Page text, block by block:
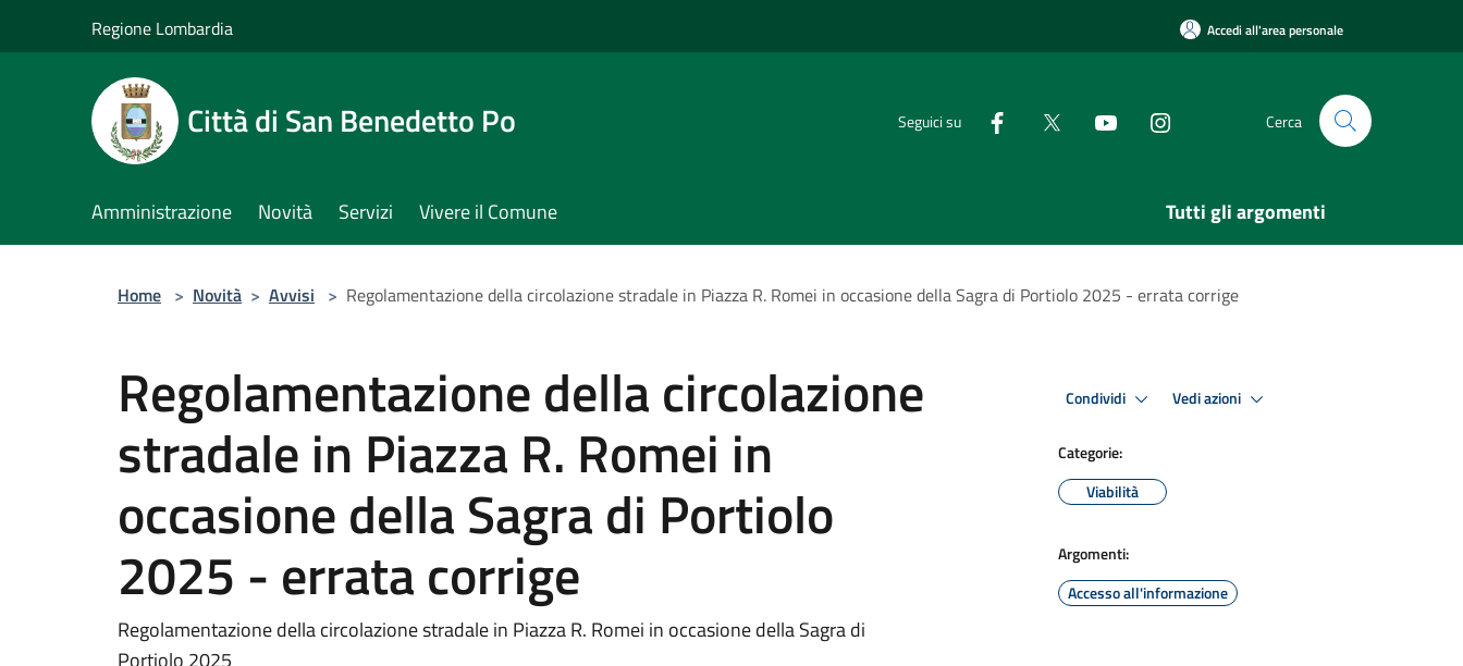
Regione Lombardia Accedi all'area personale
Città di San Benedetto Po Seguici su Cerca
Amministrazione Novità Servizi Vivere il Comune Tutti gli argomenti
Home > Novità > Avvisi > Regolamentazione della circolazione stradale in Piazza R. Romei in occasione della Sagra di Portiolo 2025 - errata corrige
Regolamentazione della circolazione
stradale in Piazza R. Romei in
occasione della Sagra di Portiolo
2025 - errata corrige
Regolamentazione della circolazione stradale in Piazza R. Romei in occasione della Sagra di
Portiolo 2025
Condividi Vedi azioni
Categorie:
Viabilità
Argomenti:
Accesso all'informazione